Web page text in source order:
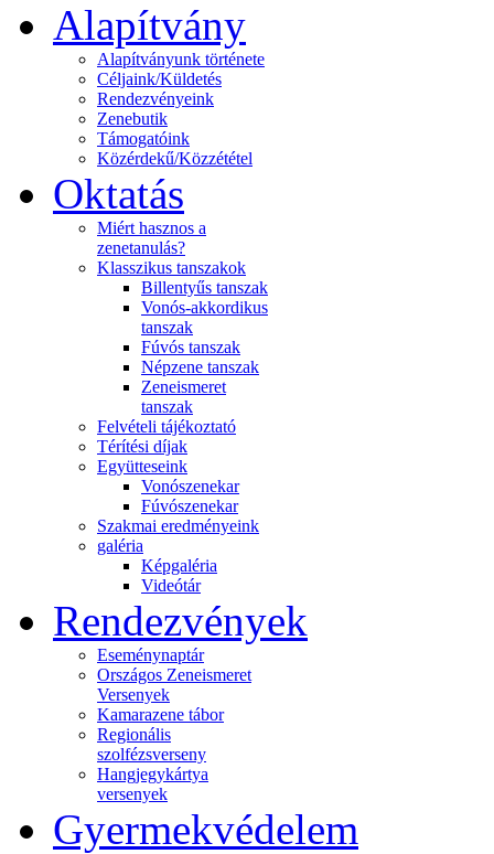
Alapítvány
Alapítványunk története
Céljaink/Küldetés
Rendezvényeink
Zenebutik
Támogatóink
Közérdekű/Közzététel
Oktatás
Miért hasznos a
zenetanulás?
Klasszikus tanszakok
Billentyűs tanszak
Vonós-akkordikus
tanszak
Fúvós tanszak
Népzene tanszak
Zeneismeret
tanszak
Felvételi tájékoztató
Térítési díjak
Együtteseink
Vonószenekar
Fúvószenekar
Szakmai eredményeink
galéria
Képgaléria
Videótár
Rendezvények
Eseménynaptár
Országos Zeneismeret
Versenyek
Kamarazene tábor
Regionális
szolfézsverseny
Hangjegykártya
versenyek
Gyermekvédelem